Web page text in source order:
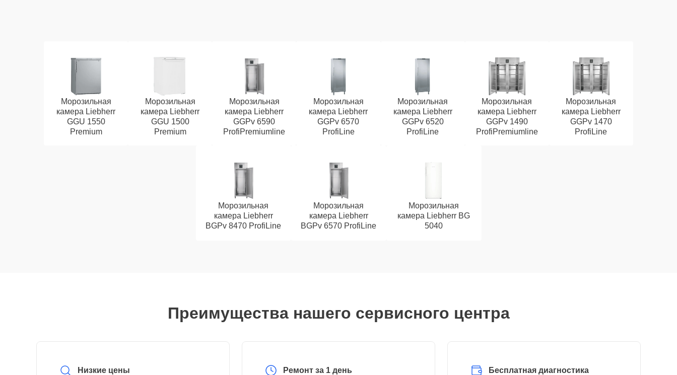
Морозильная
камера Liebherr
GGU 1550
Premium
Морозильная
камера Liebherr
GGU 1500
Premium
Морозильная
камера Liebherr
GGPv 6590
ProfiPremiumline
Морозильная
камера Liebherr
GGPv 6570
ProfiLine
Морозильная
камера Liebherr
GGPv 6520
ProfiLine
Морозильная
камера Liebherr
GGPv 1490
ProfiPremiumline
Морозильная
камера Liebherr
GGPv 1470
ProfiLine
Морозильная
камера Liebherr
BGPv 8470 ProfiLine
Морозильная
камера Liebherr
BGPv 6570 ProfiLine
Морозильная
камера Liebherr BG
5040
Преимущества нашего сервисного центра
Низкие цены Ремонт за 1 день Бесплатная диагностика